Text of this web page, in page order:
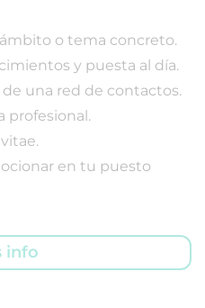
o tema concreto.
y puesta al día.
una red de contactos.
profesional.
en tu puesto
info